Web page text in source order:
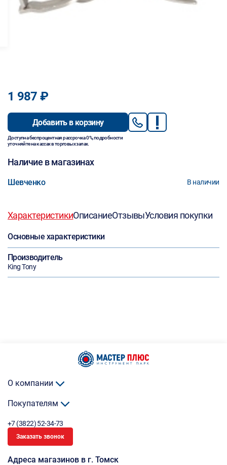
1 987 ₽
Добавить в корзину
Доступна беспроцентная рассрочка 0%, подробности
уточняйте на кассах в торговых залах.
Наличие в магазинах
Шевченко В наличии
ХарактеристикиОписаниеОтзывыУсловия покупки
Основные характеристики
Производитель
King Tony
О компании
Покупателям
+7 (3822) 52-34-73
Заказать звонок
Адреса магазинов в г. Томск